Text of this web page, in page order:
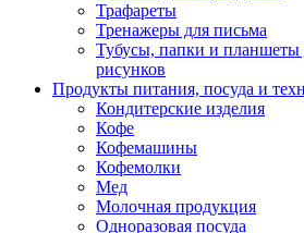
Трафареты
Тренажеры для письма
Тубусы, папки и планшеты
рисунков
Продукты питания, посуда и
Кондитерские изделия
Кофе
Кофемашины
Кофемолки
Мед
Молочная продукция
Одноразовая посуда